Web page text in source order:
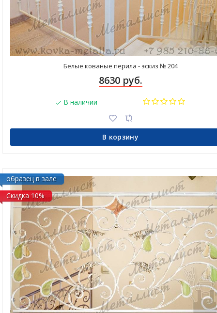
Белые кованые перила - эскиз № 204
8630 руб.
В наличии
В корзину
образец в зале
Скидка 10%